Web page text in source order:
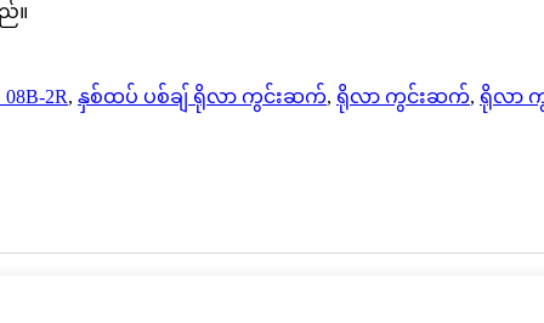
။
2R, နှစ်ထပ် ပစ်ချ် ရိုလာ ကွင်းဆက်, ရိုလာ ကွင်းဆက်, ရိုလာ